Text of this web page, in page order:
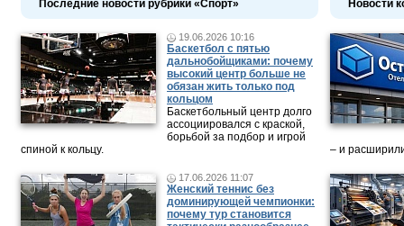
Последние новости рубрики «Спорт»
19.06.2026 10:16
Баскетбол с пятью
дальнобойщиками: почему
высокий центр больше не
обязан жить только под
кольцом
Баскетбольный центр долго
ассоциировался с краской,
борьбой за подбор и игрой
спиной к кольцу.
17.06.2026 11:07
Женский теннис без
доминирующей чемпионки:
почему тур становится
Новости
– и